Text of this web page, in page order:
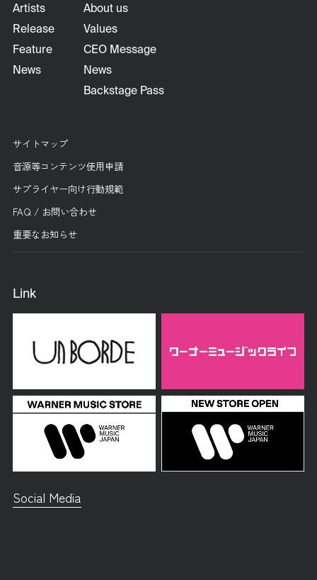
Artists
Release
Feature
News
About us
Values
CEO Message
News
Backstage Pass
サイトマップ
音源等コンテンツ使用申請
サプライヤー向け行動規範
FAQ / お問い合わせ
重要なお知らせ
Link
Social Media